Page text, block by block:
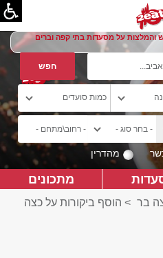
על מסעדות בתי קפה וברים
מהדרין
מתכונים
בר > הוסף ביקורות על כצה